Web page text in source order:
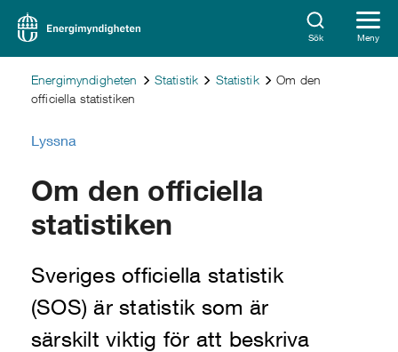
Sök Meny
Energimyndigheten Statistik Statistik
Om den
officiella statistiken
Lyssna
Om den officiella
statistiken
Sveriges officiella statistik
(SOS) är statistik som är
särskilt viktig för att beskriva